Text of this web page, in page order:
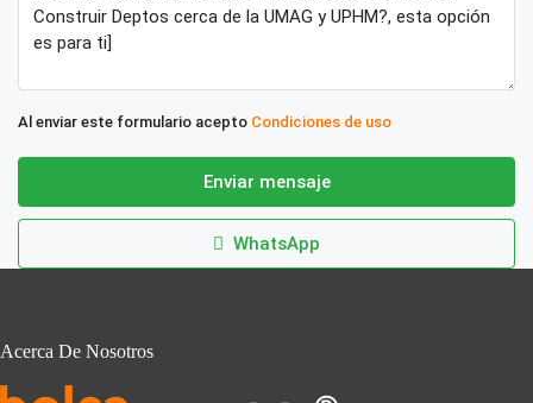
Al enviar este formulario acepto Condiciones de uso
Enviar mensaje
WhatsApp
Acerca De Nosotros